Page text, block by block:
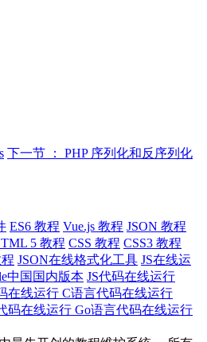
下一节 ： PHP 序列化和反序列化
ES6 教程 Vue.js 教程 JSON 教程
5 教程 CSS 教程 CSS3 教程
JSON在线格式化工具 JS在线运
中国国内版本 JS代码在线运行
在线运行 C语言代码在线运行
码在线运行 Go语言代码在线运行